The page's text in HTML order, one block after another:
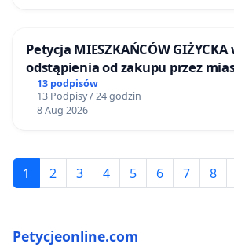
Petycja MIESZKAŃCÓW
odstąpienia od zakupu przez
nieruchomości położonej nad
13 podpisów
13 Podpisy / 24 godzin
8 Aug 2026
1 2 3 4 5 6 7 8
Petycjeonline.com